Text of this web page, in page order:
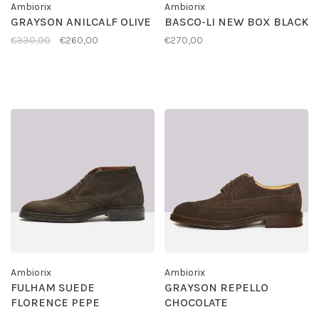
Ambiorix
GRAYSON ANILCALF OLIVE
€330,00 €260,00
Ambiorix
BASCO-LI NEW BOX BLACK
€270,00
Ambiorix
FULHAM SUEDE
FLORENCE PEPE
Ambiorix
GRAYSON REPELLO
CHOCOLATE